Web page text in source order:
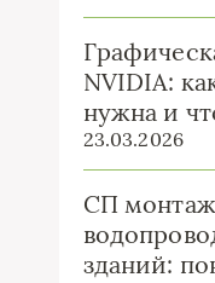
NVIDIA:
нужна и
23.03.2026
СП
зданий: